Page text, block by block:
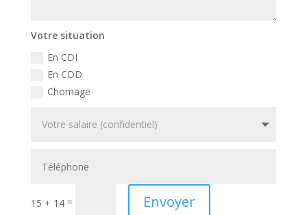
Votre situation
En CDI
En CDD
Chomage
15 + 14= Envoyer